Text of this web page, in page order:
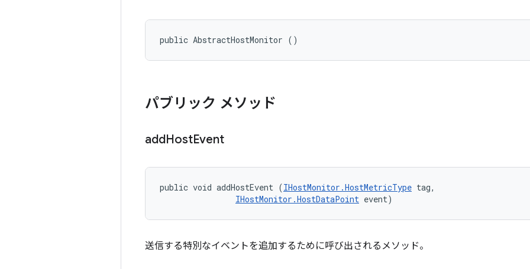
public AbstractHostMonitor ()
パブリック メソッド
addHostEvent
public void addHostEvent (IHostMonitor.HostMetricType tag,
IHostMonitor.HostDataPoint event)
送信する特別なイベントを追加するために呼び出されるメソッド。